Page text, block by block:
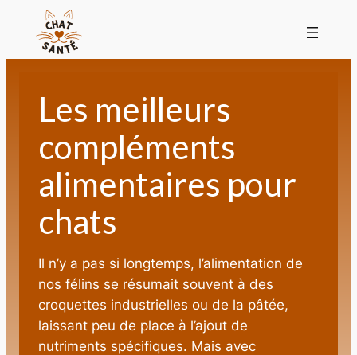
Les meilleurs
compléments
alimentaires pour
chats
Il n’y a pas si longtemps, l’alimentation de
nos félins se résumait souvent à des
croquettes industrielles ou de la pâtée,
laissant peu de place à l’ajout de
nutriments spécifiques. Mais avec